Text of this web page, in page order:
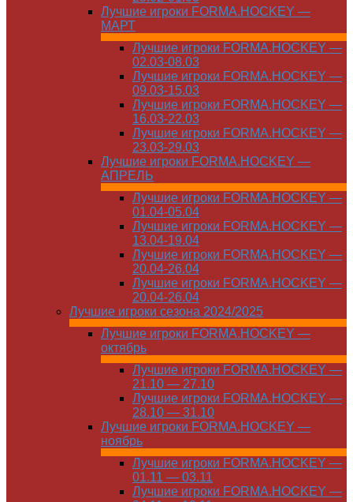
Лучшие игроки FORMA.HOCKEY —
МАРТ
Лучшие игроки FORMA.HOCKEY —
02.03-08.03
Лучшие игроки FORMA.HOCKEY —
09.03-15.03
Лучшие игроки FORMA.HOCKEY —
16.03-22.03
Лучшие игроки FORMA.HOCKEY —
23.03-29.03
Лучшие игроки FORMA.HOCKEY —
АПРЕЛЬ
Лучшие игроки FORMA.HOCKEY —
01.04-05.04
Лучшие игроки FORMA.HOCKEY —
13.04-19.04
Лучшие игроки FORMA.HOCKEY —
20.04-26.04
Лучшие игроки FORMA.HOCKEY —
20.04-26.04
Лучшие игроки сезона 2024/2025
Лучшие игроки FORMA.HOCKEY —
октябрь
Лучшие игроки FORMA.HOCKEY —
21.10 — 27.10
Лучшие игроки FORMA.HOCKEY —
28.10 — 31.10
Лучшие игроки FORMA.HOCKEY —
ноябрь
Лучшие игроки FORMA.HOCKEY —
01.11 — 03.11
Лучшие игроки FORMA.HOCKEY —